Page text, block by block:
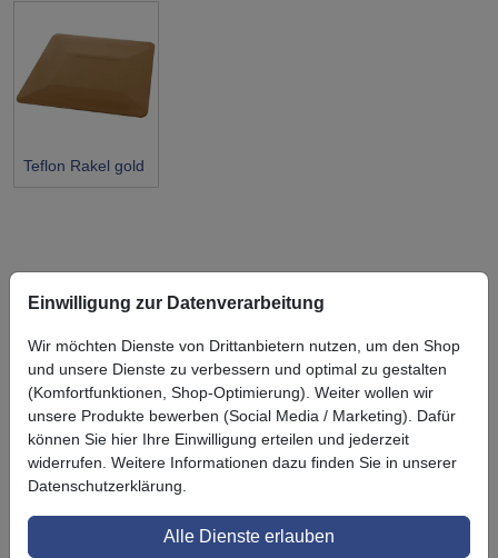
Teflon Rakel gold
Symbol
Vorteil
Ihre Vorteile bei uns
3M BestPartner Commercial Solutions
Preisschutz für unsere Kunden
Persönliche Beratung und Betreuung
Keine Mindestbestellmenge
Ab 300 € Nettowarenwert versandkostenfrei (innerhalb
Einwilligung zur Datenverarbeitung
Wir möchten Dienste von Drittanbietern nutzen, um den Shop
und unsere Dienste zu verbessern und optimal zu gestalten
(Komfortfunktionen, Shop-Optimierung). Weiter wollen wir
unsere Produkte bewerben (Social Media / Marketing). Dafür
können Sie hier Ihre Einwilligung erteilen und jederzeit
widerrufen. Weitere Informationen dazu finden Sie in unserer
Datenschutzerklärung.
Alle Dienste erlauben